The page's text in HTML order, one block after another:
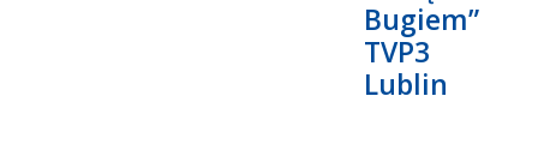
Bugiem”
TVP3
Lublin